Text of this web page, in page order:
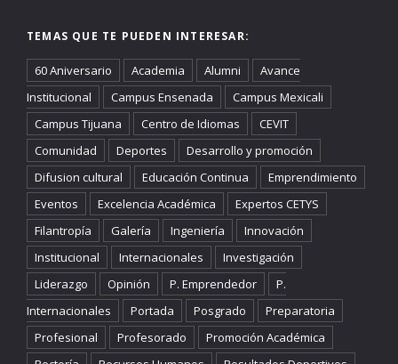
TEMAS QUE TE PUEDEN INTERESAR:
60 Aniversario Academia Alumni
Avance
Institucional
Campus Ensenada
Campus Mexicali
Campus Tijuana
Centro de Idiomas
CEVIT
Comunidad
Deportes
Desarrollo y promoción
Difusion cultural
Educación Continua
Emprendimiento
Eventos
Excelencia Académica
Expertos CETYS
Filantropía
Galería Ingeniería
Innovación
Institucional
Internacionales
Investigación
Liderazgo
Opinión P. Emprendedor
P.
Internacionales
Portada Posgrado
Preparatoria
Profesional
Profesorado
Promoción Académica